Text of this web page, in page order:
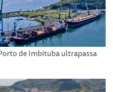
de Imbituba ultrapassa